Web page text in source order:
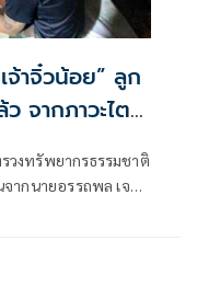
จ้าจิ๋วน้อย” ลูก
จากภาวะไต
วแพทย์ทุ่มเท
อย่างละเอียด
วงทรัพยากรธรรมชาติ
ากนายอรรถพล เจริญ